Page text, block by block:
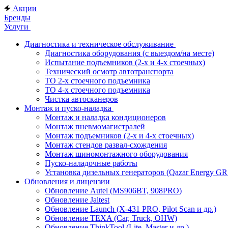
Акции
Бренды
Услуги
Диагностика и техническое обслуживание
Диагностика оборудования (с выездом/на месте)
Испытание подъемников (2-х и 4-х стоечных)
Технический осмотр автотранспорта
ТО 2-х стоечного подъемника
ТО 4-х стоечного подъемника
Чистка автосканеров
Монтаж и пуско-наладка
Монтаж и наладка кондиционеров
Монтаж пневмомагистралей
Монтаж подъемников (2-х и 4-х стоечных)
Монтаж стендов развал-схождения
Монтаж шиномонтажного оборудования
Пуско-наладочные работы
Установка дизельных генераторов (Qazar Energy
Обновления и лицензии
Обновление Autel (MS906BT, 908PRO)
Обновление Jaltest
Обновление Launch (X-431 PRO, Pilot Scan и др.)
Обновление TEXA (Car, Truck, OHW)